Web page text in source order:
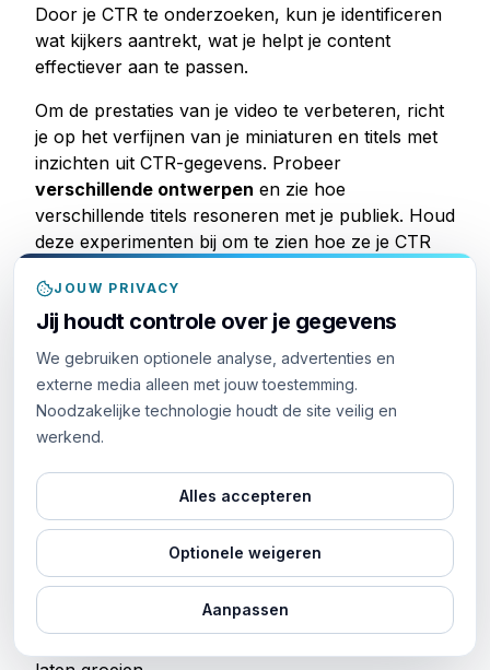
Door je CTR te onderzoeken, kun je identificeren
wat kijkers aantrekt, wat je helpt je content
effectiever aan te passen.
Om de prestaties van je video te verbeteren, richt
je op het verfijnen van je miniaturen en titels met
inzichten uit CTR-gegevens. Probeer
verschillende ontwerpen en zie hoe
verschillende titels resoneren met je publiek. Houd
deze experimenten bij om te zien hoe ze je CTR
betrokkenheid van kijkers
Als je bijvoorbeeld een stijging in CTR opmerkt bij
het gebruik vandurfde kleurenin je miniaturen,
overweeg dan soortgelijke stijlen in toekomstige
video’s op te nemen. Ook titels die vragen stellen
of huidige trefwoorden zoals “2023 trends”
bevatten, kunnen de betrokkenheid verbeteren,
omdat ze inspelen op de nieuwsgierigheid van
kijkers en relevantie voor lopende gebeurtenissen.
Door op de hoogte te blijven vanontwerptrends
en kijkervoorkeuren, en continuverschillende
benaderingen te testen, kun je een effectievere
JOUW PRIVACY
Jij houdt controle over je gegevens
We gebruiken optionele analyse, advertenties en
externe media alleen met jouw toestemming.
Noodzakelijke technologie houdt de site veilig en
werkend.
Alles accepteren
Optionele weigeren
Aanpassen